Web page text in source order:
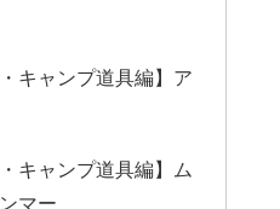
キャンプ道具編】ア
キャンプ道具編】ム
マー